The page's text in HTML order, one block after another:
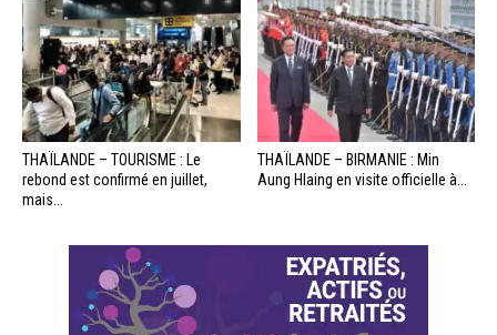
THAÏLANDE – TOURISME : Le
rebond est confirmé en juillet,
mais...
THAÏLANDE – BIRMANIE : Min
Aung Hlaing en visite officielle à...